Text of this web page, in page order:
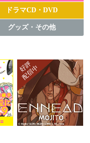
ドラマCD・DVD
グッズ・その他